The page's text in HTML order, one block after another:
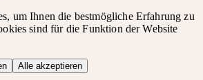
um Ihnen die bestmögliche Erfahrung zu
sind für die Funktion der Website
Alle akzeptieren